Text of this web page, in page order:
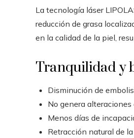
La tecnología láser
reducción de grasa
en la calidad de la piel,
Tranquilidad y
Disminución de
No genera
Menos días de
Retracción natural de